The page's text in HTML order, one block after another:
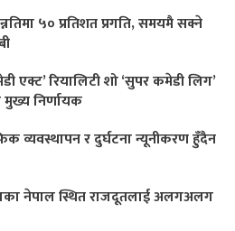
५० प्रतिशत प्रगति, समयमै सक्ने
एक्ट’ रियालिटी शो ‘सुपर कमेडी लिग’
निर्णायक
व्यवस्थापन र दुर्घटना न्यूनीकरण हुँदैन
नेपाल स्थित राजदूतलाई अलगअलग